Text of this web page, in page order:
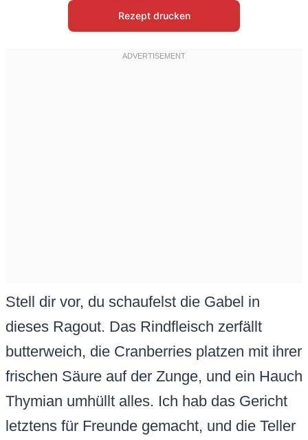
Rezept drucken
Stell dir vor, du schaufelst die Gabel in
dieses Ragout. Das Rindfleisch zerfällt
butterweich, die Cranberries platzen mit ihrer
frischen Säure auf der Zunge, und ein Hauch
Thymian umhüllt alles. Ich hab das Gericht
letztens für Freunde gemacht, und die Teller